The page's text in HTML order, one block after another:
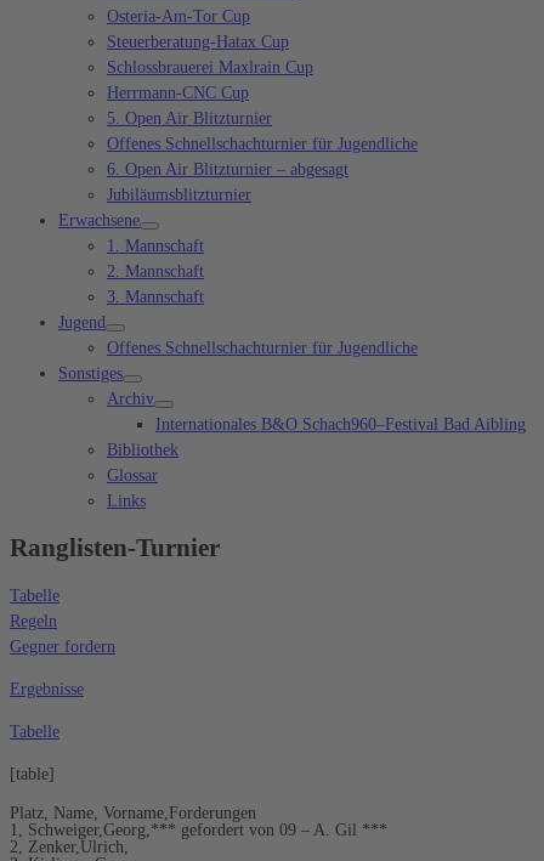
Osteria-Am-Tor Cup
Steuerberatung-Hatax Cup
Schlossbrauerei Maxlrain Cup
Herrmann-CNC Cup
5. Open Air Blitzturnier
Offenes Schnellschachturnier für Jugendliche
6. Open Air Blitzturnier – abgesagt
Jubiläumsblitzturnier
Erwachsene
1. Mannschaft
2. Mannschaft
3. Mannschaft
Jugend
Offenes Schnellschachturnier für Jugendliche
Sonstiges
Archiv
Internationales B&O Schach960–Festival Bad Aibling
Bibliothek
Glossar
Links
Ranglisten-Turnier
Tabelle
Regeln
Gegner fordern
Ergebnisse
Tabelle
[table]
Platz, Name, Vorname,Forderungen
1, Schweiger,Georg,*** gefordert von 09 – A. Gil ***
2, Zenker,Ulrich,